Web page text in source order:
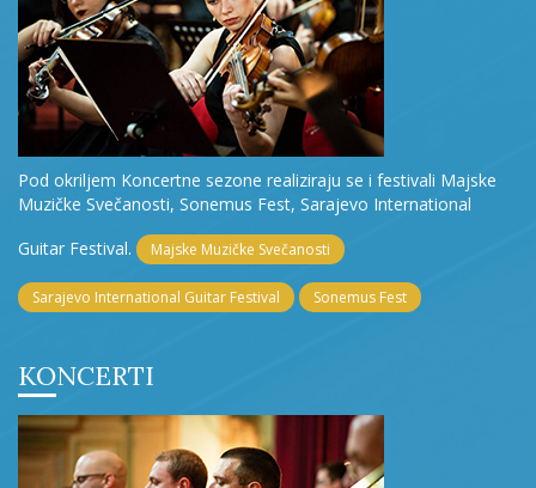
Pod okriljem Koncertne sezone realiziraju se i festivali Majske
Muzičke Svečanosti, Sonemus Fest, Sarajevo International
Guitar Festival.
Majske Muzičke Svečanosti
Sarajevo International Guitar Festival Sonemus Fest
KONCERTI